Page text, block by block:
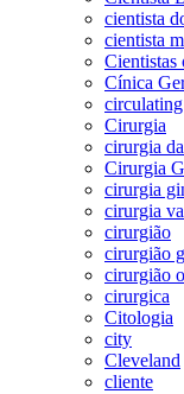
cientista
cientista
Cientistas
Cínica
circulating
Cirurgia
cirurgia
Cirurgia
cirurgia
cirurgia
cirurgião
cirurgião
cirurgião
cirurgica
Citologia
city
Cleveland
cliente